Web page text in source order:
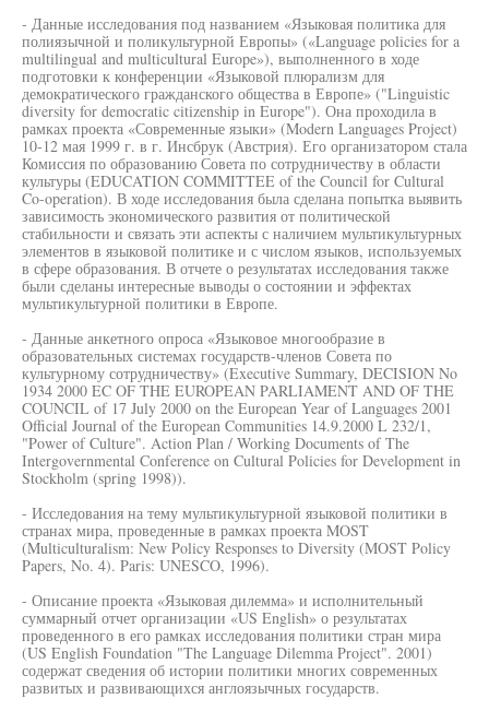
- Данные исследования под названием «Языковая политика для
полиязычной и поликультурной Европы» («Language policies for a
multilingual and multicultural Europe»), выполненного в ходе
подготовки к конференции «Языковой плюрализм для
демократического гражданского общества в Европе» ("Linguistic
diversity for democratic citizenship in Europe"). Она проходила в
рамках проекта «Современные языки» (Modern Languages Project)
10-12 мая 1999 г. в г. Инсбрук (Австрия). Его организатором стала
Комиссия по образованию Совета по сотрудничеству в области
культуры (EDUCATION COMMITTEE of the Council for Cultural
Co-operation). В ходе исследования была сделана попытка выявить
зависимость экономического развития от политической
стабильности и связать эти аспекты с наличием мультикультурных
элементов в языковой политике и с числом языков, используемых
в сфере образования. В отчете о результатах исследования также
были сделаны интересные выводы о состоянии и эффектах
мультикультурной политики в Европе.
- Данные анкетного опроса «Языковое многообразие в
образовательных системах государств-членов Совета по
культурному сотрудничеству» (Executive Summary, DECISION No
1934 2000 EC OF THE EUROPEAN PARLIAMENT AND OF THE
COUNCIL of 17 July 2000 on the European Year of Languages 2001
Official Journal of the European Communities 14.9.2000 L 232/1,
"Power of Culture". Action Plan / Working Documents of The
Intergovernmental Conference on Cultural Policies for Development in
Stockholm (spring 1998)).
- Исследования на тему мультикультурной языковой политики в
странах мира, проведенные в рамках проекта MOST
(Multiculturalism: New Policy Responses to Diversity (MOST Policy
Papers, No. 4). Paris: UNESCO, 1996).
- Описание проекта «Языковая дилемма» и исполнительный
суммарный отчет организации «US English» о результатах
проведенного в его рамках исследования политики стран мира
(US English Foundation "The Language Dilemma Project". 2001)
содержат сведения об истории политики многих современных
развитых и развивающихся англоязычных государств.